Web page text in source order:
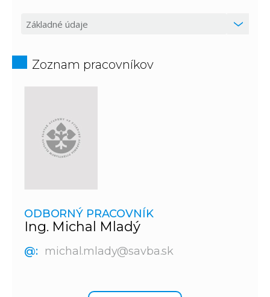
Zoznam pracovníkov
ODBORNÝ PRACOVNÍK
Ing. Michal Mladý
@: michal.mlady@savba.sk